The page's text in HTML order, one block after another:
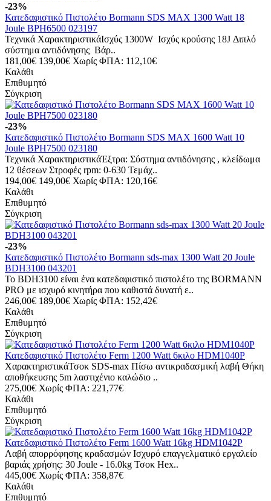
-23%
Κατεδαφιστικό Πιστολέτο Bormann SDS MAX 1300 Watt 18
Joule BPH6500 023197
Τεχνικά ΧαρακτηριστικάΙσχύς 1300W Ισχύς κρούσης 18J Διπλό
σύστημα αντιδόνησης Βάρ..
181,00€ 139,00€ Χωρίς ΦΠΑ: 112,10€
Καλάθι
Επιθυμητό
Σύγκριση
-23%
Κατεδαφιστικό Πιστολέτο Bormann SDS MAX 1600 Watt 10
Joule BPH7500 023180
Τεχνικά ΧαρακτηριστικάΈξτρα: Σύστημα αντιδόνησης , κλείδωμα
12 θέσεων Στροφές rpm: 0-630 Τεμάχ..
194,00€ 149,00€ Χωρίς ΦΠΑ: 120,16€
Καλάθι
Επιθυμητό
Σύγκριση
-23%
Κατεδαφιστικό Πιστολέτο Bormann sds-max 1300 Watt 20 Joule
BDH3100 043201
Το BDH3100 είναι ένα κατεδαφιστικό πιστολέτο της BORMANN
PRO με ισχυρό κινητήρα που καθιστά δυνατή ε..
246,00€ 189,00€ Χωρίς ΦΠΑ: 152,42€
Καλάθι
Επιθυμητό
Σύγκριση
Κατεδαφιστικό Πιστολέτο Ferm 1200 Watt 6κιλο HDM1040P
ΧαρακτηριστικάΤσοκ SDS-max Πίσω αντικραδασμική λαβή Θήκη
αποθήκευσης 5m λαστιχένιο καλώδιο ..
275,00€ Χωρίς ΦΠΑ: 221,77€
Καλάθι
Επιθυμητό
Σύγκριση
Κατεδαφιστικό Πιστολέτο Ferm 1600 Watt 16kg HDM1042P
Λαβή απορρόφησης κραδασμών Ισχυρό επαγγελματικό εργαλείο
βαριάς χρήσης: 30 Joule - 16.0kg Τσοκ Hex..
445,00€ Χωρίς ΦΠΑ: 358,87€
Καλάθι
Επιθυμητό